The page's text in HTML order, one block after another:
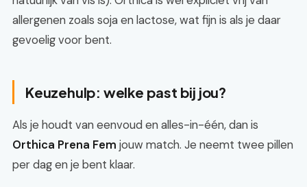
allergenen zoals soja en lactose, wat fijn is als je daar
gevoelig voor bent.
Keuzehulp: welke past bij jou?
Als je houdt van eenvoud en alles-in-één, dan is
Orthica Prena Fem jouw match. Je neemt twee pillen
per dag en je bent klaar.